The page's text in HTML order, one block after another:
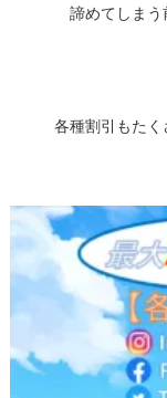
諦めてしまう
各種割引もた